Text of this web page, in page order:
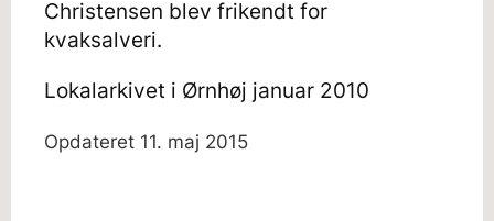
Christensen blev frikendt for
kvaksalveri.
Lokalarkivet i Ørnhøj januar 2010
Opdateret 11. maj 2015